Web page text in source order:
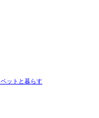
ペットと暮らす